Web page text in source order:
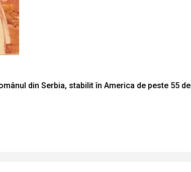
din Serbia, stabilit în America de peste 55 de